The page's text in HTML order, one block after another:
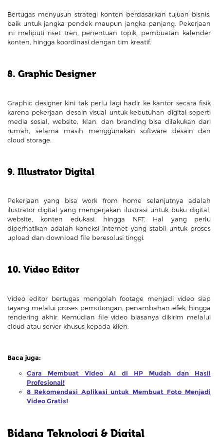
Bertugas menyusun strategi konten berdasarkan tujuan bisnis,
baik untuk jangka pendek maupun jangka panjang. Pekerjaan
ini meliputi riset tren, penentuan topik, pembuatan kalender
konten, hingga koordinasi dengan tim kreatif.
8. Graphic Designer
Graphic designer kini tak perlu lagi hadir ke kantor secara fisik
karena pekerjaan desain visual untuk kebutuhan digital seperti
media sosial, website, iklan, dan branding bisa dilakukan dari
rumah, selama masih menggunakan software desain dan
cloud storage.
9. Illustrator Digital
Pekerjaan yang bisa work from home selanjutnya adalah
ilustrator digital yang mengerjakan ilustrasi untuk buku digital,
website, konten edukasi, hingga NFT. Hal yang perlu
diperhatikan adalah koneksi internet yang stabil untuk proses
upload dan download file beresolusi tinggi.
10. Video Editor
Video editor bertugas mengolah footage menjadi video siap
tayang melalui proses pemotongan, penambahan efek, hingga
rendering akhir. Kemudian file video biasanya dikirim melalui
cloud atau server khusus kepada klien.
Baca juga:
Cara Membuat Video AI di HP Mudah dan Hasil
Profesional!
8 Rekomendasi Aplikasi untuk Membuat Foto Menjadi
Video Gratis!
Bidang Teknologi & Digital